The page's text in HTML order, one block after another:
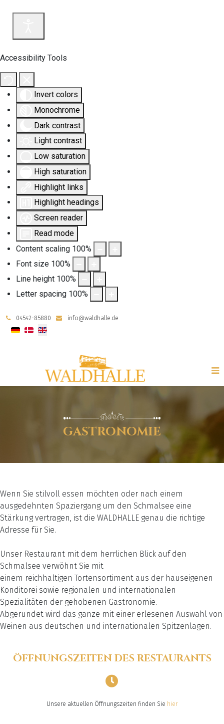
Accessibility Tools
Invert colors
Monochrome
Dark contrast
Light contrast
Low saturation
High saturation
Highlight links
Highlight headings
Screen reader
Read mode
Content scaling 100%
Font size 100%
Line height 100%
Letter spacing 100%
04542-85880 info@waldhalle.de
Select your language
GASTRONOMIE
Wenn Sie stilvoll essen möchten oder nach einem
ausgedehnten Spaziergang um den Schmalsee eine
Stärkung vertragen, ist die WALDHALLE genau die richtige
Adresse für Sie.
Unser Restaurant mit dem herrlichen Blick auf den
Schmalsee verwöhnt Sie mit
einem reichhaltigen Tortensortiment aus der hauseigenen
Konditorei sowie regionalen und internationalen
Spezialitäten der gehobenen Gastronomie.
Abgerundet wird das ganze mit einer erlesenen Auswahl von
Weinen aus deutschen und internationalen Spitzenlagen.
ÖFFNUNGSZEITEN DES RESTAURANTS
Unsere aktuellen Öffnungszeiten finden Sie hier